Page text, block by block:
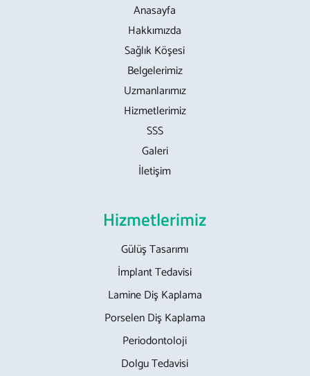
Anasayfa
Hakkımızda
Sağlık Köşesi
Belgelerimiz
Uzmanlarımız
Hizmetlerimiz
SSS
Galeri
İletişim
Hizmetlerimiz
Gülüş Tasarımı
İmplant Tedavisi
Lamine Diş Kaplama
Porselen Diş Kaplama
Periodontoloji
Dolgu Tedavisi